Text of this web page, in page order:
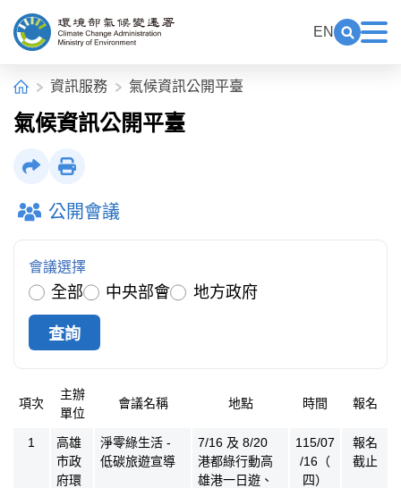
EN
首頁資訊服務 氣候資訊公開平臺
氣候資訊公開平臺
公開會議
會議選擇
全部 中央部會 地方政府
氣候法公眾參與會議公告
項次
主辦
單位
會議名稱 地點 時間 報名
1
高雄
市政
府環
淨零綠生活 -
低碳旅遊宣導
7/16 及 8/20
港都綠行動高
雄港一日遊、
115/07
/16（
四）
報名
截止